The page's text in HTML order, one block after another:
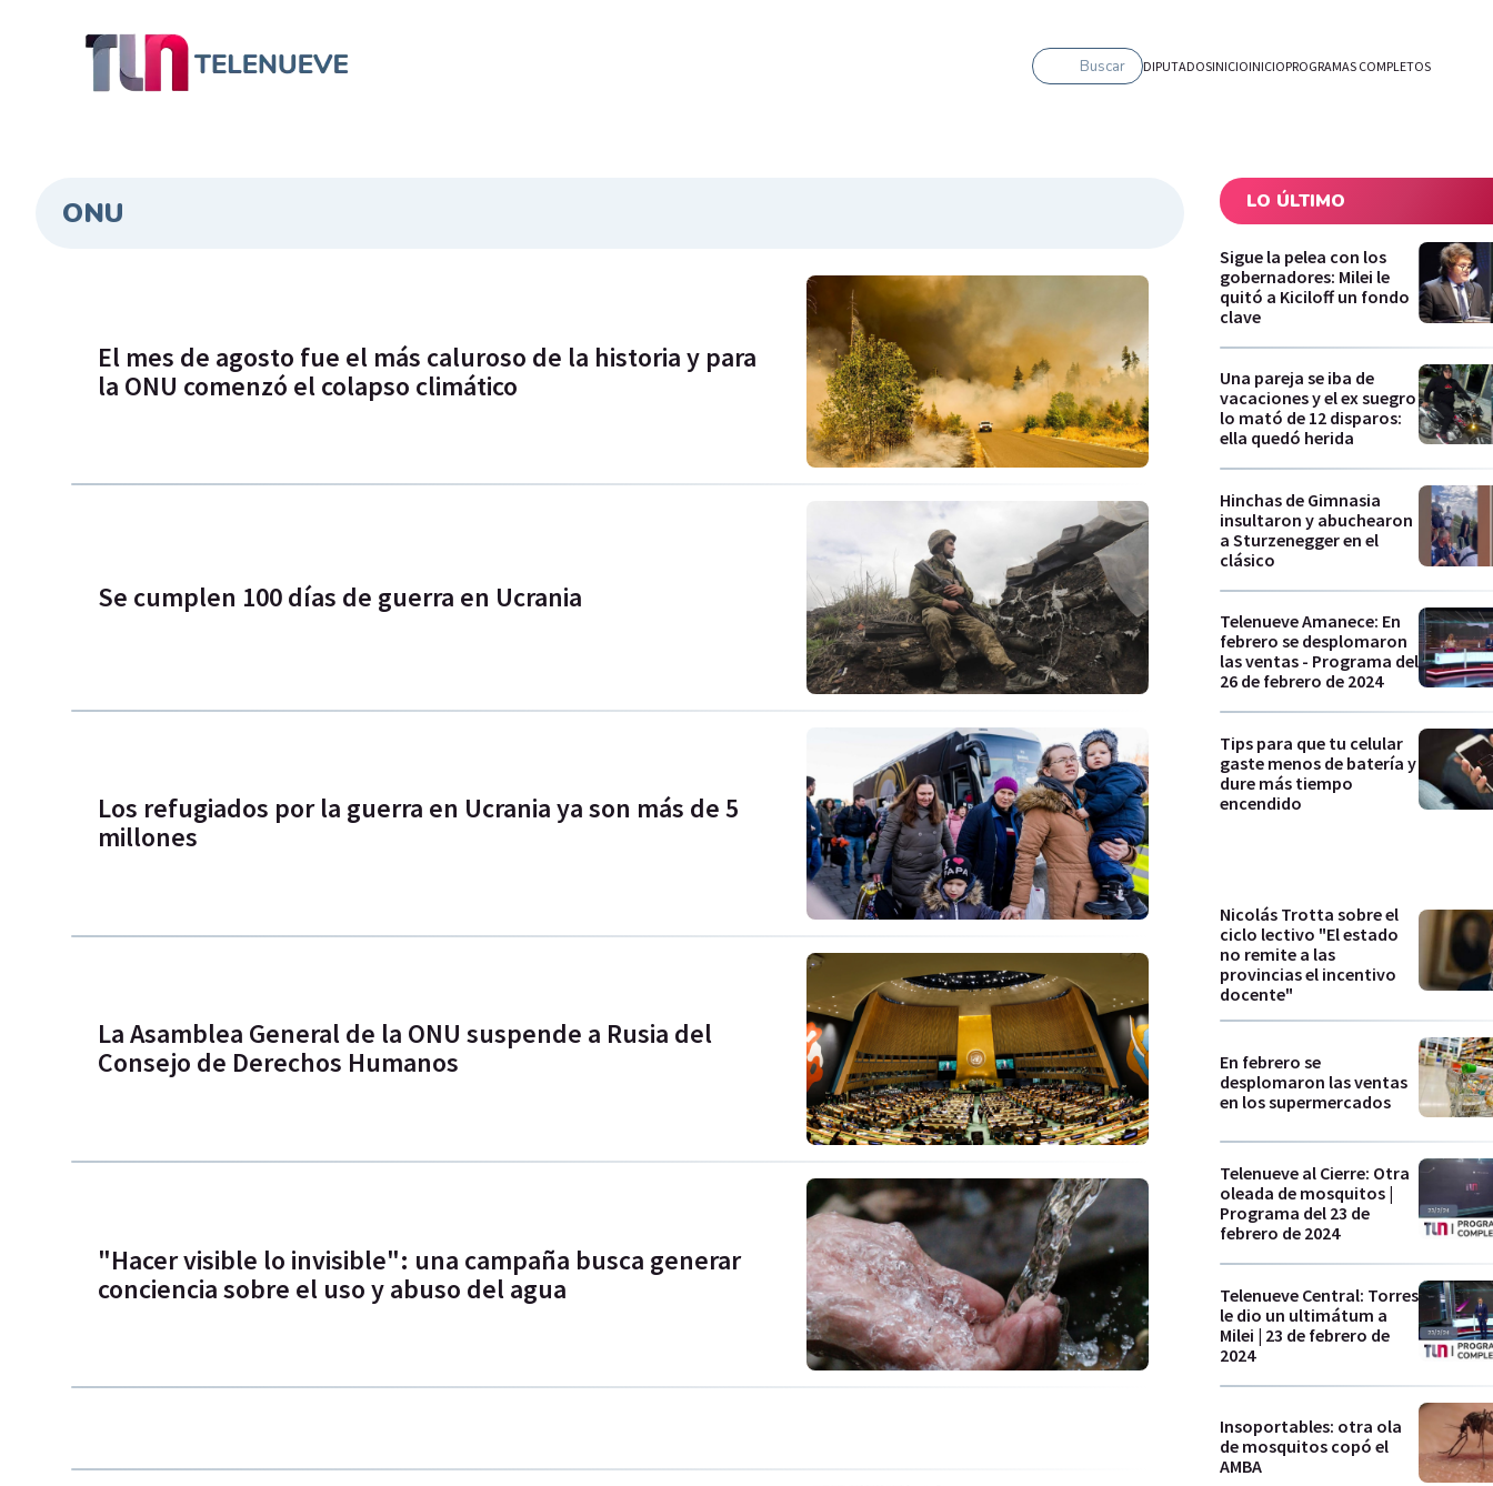
Buscar DIPUTADOSINICIOINICIOPROGRAMAS COMPLETOS
ONU
El mes de agosto fue el más caluroso de la historia y para
la ONU comenzó el colapso climático
Se cumplen 100 días de guerra en Ucrania
Los refugiados por la guerra en Ucrania ya son más de 5
millones
La Asamblea General de la ONU suspende a Rusia del
Consejo de Derechos Humanos
"Hacer visible lo invisible": una campaña busca generar
conciencia sobre el uso y abuso del agua
LO ÚLTIMO
Sigue la pelea con los
gobernadores: Milei le
quitó a Kiciloff un fondo
clave
Una pareja se iba de
vacaciones y el ex suegro
lo mató de 12 disparos:
ella quedó herida
Hinchas de Gimnasia
insultaron y abuchearon
a Sturzenegger en el
clásico
Telenueve Amanece: En
febrero se desplomaron
las ventas - Programa del
26 de febrero de 2024
Tips para que tu celular
gaste menos de batería y
dure más tiempo
encendido
Nicolás Trotta sobre el
ciclo lectivo "El estado
no remite a las
provincias el incentivo
docente"
En febrero se
desplomaron las ventas
en los supermercados
Telenueve al Cierre: Otra
oleada de mosquitos |
Programa del 23 de
febrero de 2024
Telenueve Central: Torres
le dio un ultimátum a
Milei | 23 de febrero de
2024
Insoportables: otra ola
de mosquitos copó el
AMBA